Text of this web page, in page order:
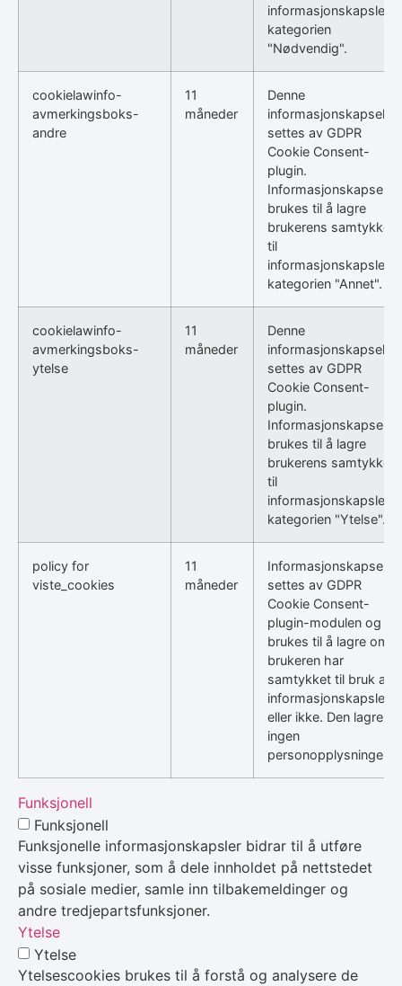
informasjonskapsler i
kategorien
"Nødvendig".
cookielawinfo-
avmerkingsboks-
andre
11
måneder
Denne
informasjonskapselen
settes av GDPR
Cookie Consent-
plugin.
Informasjonskapselen
brukes til å lagre
brukerens samtykke
til
informasjonskapsler i
kategorien "Annet".
cookielawinfo-
avmerkingsboks-
ytelse
11
måneder
Denne
informasjonskapselen
settes av GDPR
Cookie Consent-
plugin.
Informasjonskapselen
brukes til å lagre
brukerens samtykke
til
informasjonskapsler i
kategorien "Ytelse".
policy for
viste_cookies
11
måneder
Informasjonskapselen
settes av GDPR
Cookie Consent-
plugin-modulen og
brukes til å lagre om
brukeren har
samtykket til bruk av
informasjonskapsler
eller ikke. Den lagrer
ingen
personopplysninger.
Funksjonell
Funksjonell
Funksjonelle informasjonskapsler bidrar til å utføre
visse funksjoner, som å dele innholdet på nettstedet
på sosiale medier, samle inn tilbakemeldinger og
andre tredjepartsfunksjoner.
Ytelse
Ytelse
Ytelsescookies brukes til å forstå og analysere de